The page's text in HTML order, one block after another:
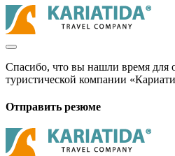
Спасибо, что вы нашли время для
туристической компании
Отправить резюме